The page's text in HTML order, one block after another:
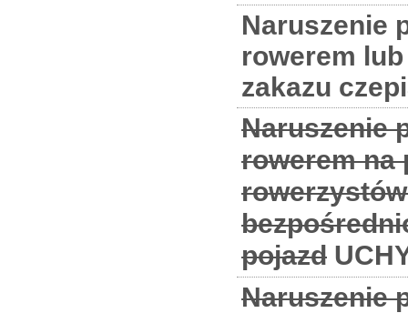
Naruszenie
rowerem
zakazu
Naruszenie
rowerem na
pojazd
Naruszenie